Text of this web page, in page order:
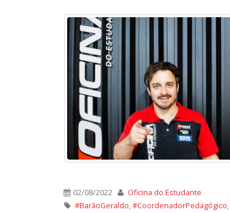
02/08/2022
Oficina do Estudante
#BarãoGeraldo,#CoordenadorPedagógico,